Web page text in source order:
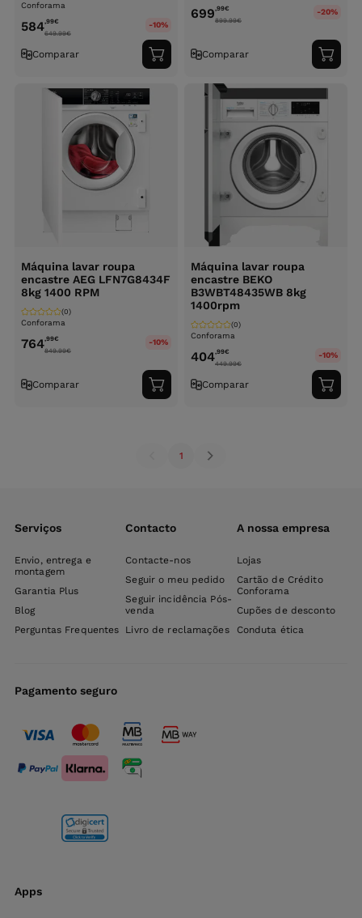
Conforama
584,99€
649.99€
-10%
Comparar
Adicionar
ao
carrinho
699,99€
899.99€
-20%
Comparar
ao
Máquina lavar roupa
encastre AEG LFN7G8434F
8kg 1400 RPM
Conforama
(0)
764,99€
849.99€
-10%
Comparar
Adicionar
ao
Máquina lavar roupa
encastre BEKO
B3WBT48435WB 8kg
1400rpm
Conforama
(0)
404,99€
449.99€
-10%
Comparar
ao
1
Serviços
Envio, entrega e
montagem
Garantia Plus
Blog
Perguntas Frequentes
Contacto
Contacte-nos
Seguir o meu pedido
Seguir incidência Pós-
venda
Livro de reclamações
A nossa empresa
Lojas
Cartão de Crédito
Conforama
Cupões de desconto
Conduta ética
Pagamento seguro
Apps